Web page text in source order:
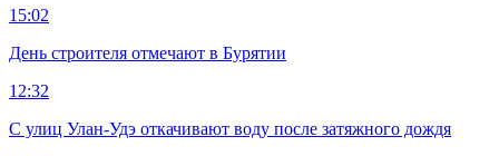
15:02
День строителя отмечают в Бурятии
12:32
С улиц Улан-Удэ откачивают воду после затяжного дождя